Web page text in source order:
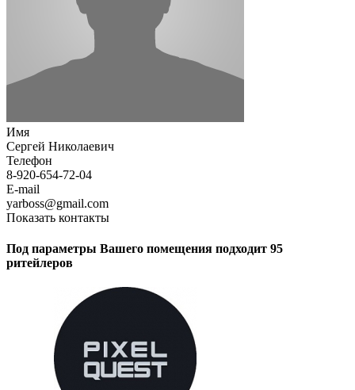
Имя
Сергей Николаевич
Телефон
8-920-654-72-04
E-mail
yarboss@gmail.com
Показать контакты
Под параметры Вашего помещения подходит 95
ритейлеров